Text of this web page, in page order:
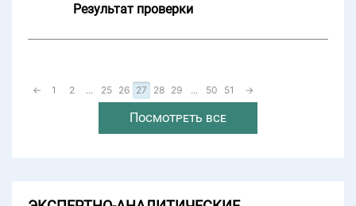
Результат проверки
← 1 2 ... 25 26 27 28 29 ... 50 51 →
Посмотреть все